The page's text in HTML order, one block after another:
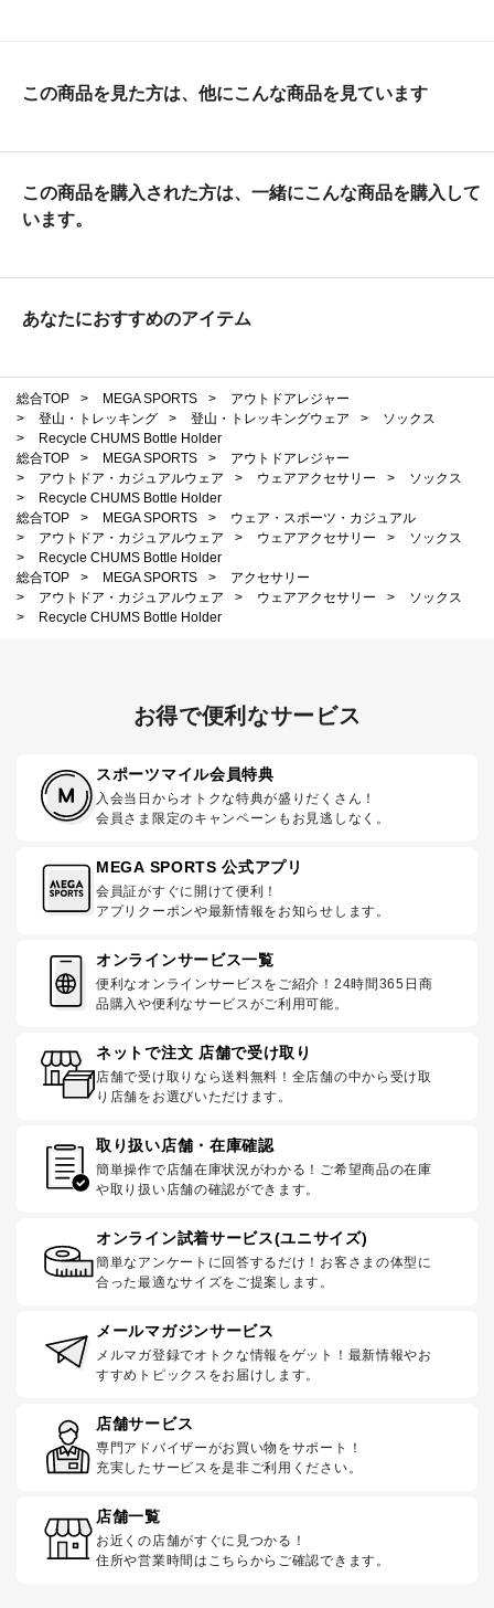
この商品を見た方は、他にこんな商品を見ています
この商品を購入された方は、一緒にこんな商品を購入して
います。
あなたにおすすめのアイテム
総合TOP > MEGA SPORTS >
アウトドアレジャー
>
登山・トレッキング > 登山・トレッキングウェア >
ソックス
>
Recycle CHUMS Bottle Holder
総合TOP
> MEGA SPORTS >
アウトドアレジャー
>
アウトドア・カジュアルウェア > ウェアアクセサリー >
ソックス
>
Recycle CHUMS Bottle Holder
総合TOP
> MEGA SPORTS >
ウェア・スポーツ・カジュアル
>
アウトドア・カジュアルウェア > ウェアアクセサリー >
ソックス
>
Recycle CHUMS Bottle Holder
総合TOP
> MEGA SPORTS >
アクセサリー
>
アウトドア・カジュアルウェア > ウェアアクセサリー >
ソックス
>
Recycle CHUMS Bottle Holder
お得で便利なサービス
スポーツマイル会員特典
入会当日からオトクな特典が盛りだくさん！
会員さま限定のキャンペーンもお見逃しなく。
MEGA SPORTS 公式アプリ
会員証がすぐに開けて便利！
アプリクーポンや最新情報をお知らせします。
オンラインサービス一覧
便利なオンラインサービスをご紹介！24時間365日商
品購入や便利なサービスがご利用可能。
ネットで注文 店舗で受け取り
店舗で受け取りなら送料無料！全店舗の中から受け取
り店舗をお選びいただけます。
取り扱い店舗・在庫確認
簡単操作で店舗在庫状況がわかる！ご希望商品の在庫
や取り扱い店舗の確認ができます。
オンライン試着サービス(ユニサイズ)
簡単なアンケートに回答するだけ！お客さまの体型に
合った最適なサイズをご提案します。
メールマガジンサービス
メルマガ登録でオトクな情報をゲット！最新情報やお
すすめトピックスをお届けします。
店舗サービス
専門アドバイザーがお買い物をサポート！
充実したサービスを是非ご利用ください。
店舗一覧
お近くの店舗がすぐに見つかる！
住所や営業時間はこちらからご確認できます。